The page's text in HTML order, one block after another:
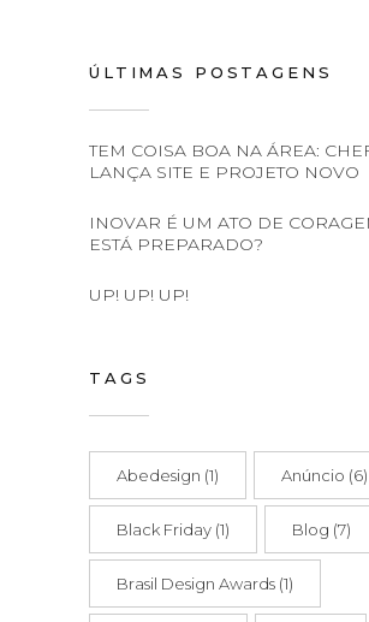
ÚLTIMAS POSTAGENS
TEM COISA BOA NA ÁREA:
LANÇA SITE E PROJETO NOVO
INOVAR É UM ATO DE
ESTÁ PREPARADO?
UP! UP! UP!
TAGS
Abedesign (1) Anúncio (6)
Black Friday (1) Blog (7)
Brasil Design Awards (1)